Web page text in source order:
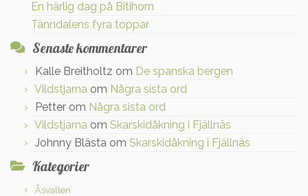
En härlig dag på Bitihorn
Tänndalens fyra toppar
Senaste kommentarer
Kalle Breitholtz om De spanska bergen
Vildstjarna om Några sista ord
Petter om Några sista ord
Vildstjarna om Skarskidåkning i Fjällnäs
Johnny Blästa om Skarskidåkning i Fjällnäs
Kategorier
Åsvallen